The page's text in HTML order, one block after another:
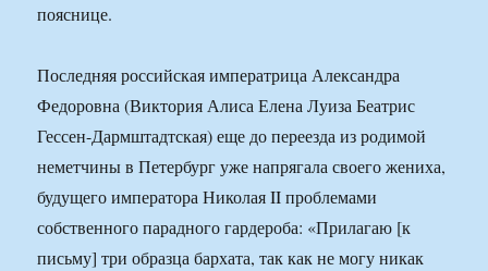
пояснице.
Последняя российская императрица Александра
Федоровна (Виктория Алиса Елена Луиза Беатрис
Гессен-Дармштадтская) еще до переезда из родимой
неметчины в Петербург уже напрягала своего жениха,
будущего императора Николая II проблемами
собственного парадного гардероба: «Прилагаю [к
письму] три образца бархата, так как не могу никак